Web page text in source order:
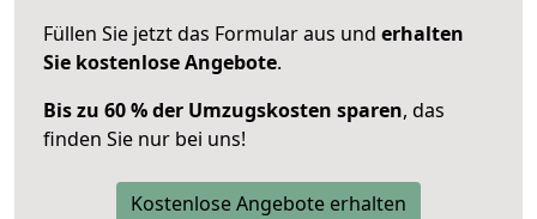
Füllen Sie jetzt das Formular aus und erhalten
Sie kostenlose Angebote.
Bis zu 60 % der Umzugskosten sparen, das
finden Sie nur bei uns!
Kostenlose Angebote erhalten